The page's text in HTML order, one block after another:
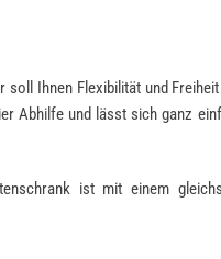
Ihnen Flexibilität und
Abhilfe und lässt sich ganz
ist mit einem